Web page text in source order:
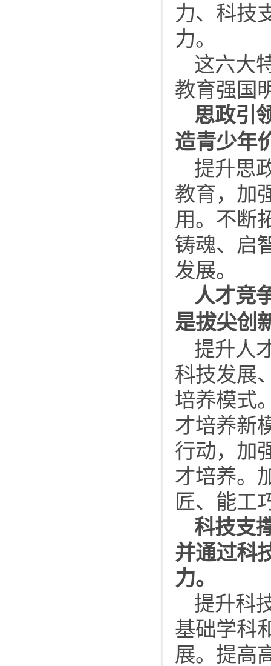
力、科技
力。
这六大
教育强国
思政引
造青少年
提升思
教育，加
用。不断
铸魂、启
发展。
人才竞
是拔尖
提升人
科技发展
培养模式
才培养新
行动，加
才培养。
匠、能工
科技支
并通过科
力。
提升科
基础学科
展。提高